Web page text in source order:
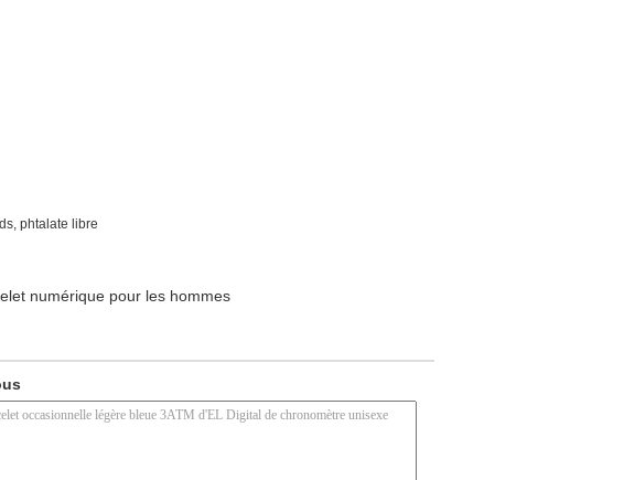
phtalate libre
numérique pour les hommes